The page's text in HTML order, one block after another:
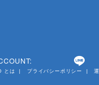
とは プライバシーポリシー